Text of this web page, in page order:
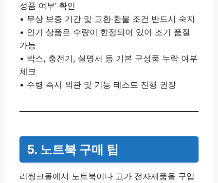
성품 여부’ 확인
• 무상 보증 기간 및 교환·환불 조건 반드시 숙지
• 인기 상품은 수량이 한정되어 있어 조기 품절
가능
• 박스, 충전기, 설명서 등 기본 구성품 누락 여부
체크
• 수령 즉시 외관 및 기능 테스트 진행 권장
5. 노트북 구매 팁
리씽크몰에서 노트북이나 고가 전자제품을 구입